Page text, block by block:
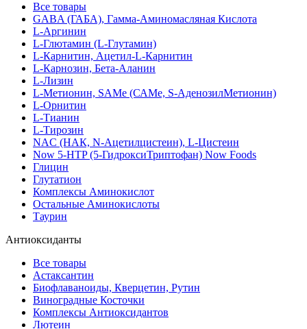
Все товары
GABA (ГАБА), Гамма-Аминомасляная Кислота
L-Аргинин
L-Глютамин (L-Глутамин)
L-Карнитин, Ацетил-L-Карнитин
L-Карнозин, Бета-Аланин
L-Лизин
L-Метионин, SAMe (САМе, S-АденозилМетионин)
L-Орнитин
L-Тианин
L-Тирозин
NAC (НАК, N-Ацетилцистеин), L-Цистеин
Now 5-HTP (5-ГидроксиТриптофан) Now Foods
Глицин
Глутатион
Комплексы Аминокислот
Остальные Аминокислоты
Таурин
Антиоксиданты
Все товары
Астаксантин
Биофлаваноиды, Кверцетин, Рутин
Виноградные Косточки
Комплексы Антиоксидантов
Лютеин